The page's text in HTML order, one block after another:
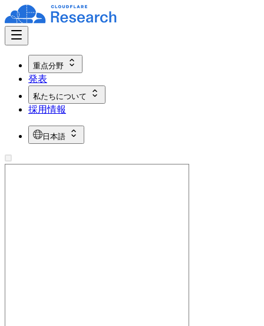
重点分野
発表
私たちについて
採用情報
日本語